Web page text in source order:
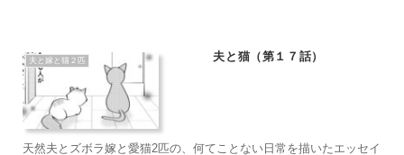
えん坊のもふもふ こぶ茶：抱っこが大好きラグドール。遊びへの欲
求がすごい。やりたい放題のバ…やんちゃ坊主
夫と嫁と猫２匹 夫と猫（第１７話）
天然夫とズボラ嫁と愛猫2匹の、何てことない日常を描いたエッセイ